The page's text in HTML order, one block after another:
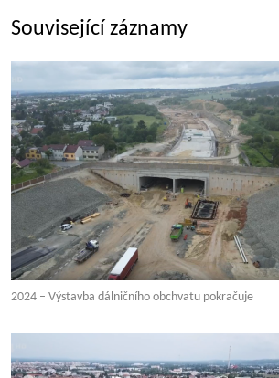
Související záznamy
2024 – Výstavba dálničního obchvatu pokračuje